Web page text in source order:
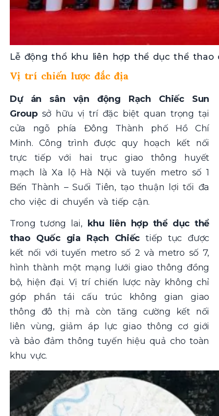
Lễ động thổ khu liên hợp thể dục thể thao
Vị trí chiến lược đắc địa
Dự án sân vận động Rạch Chiếc Sun
Groupsở hữu vị trí đặc biệt quan trọng tại
cửa ngõ phía Đông Thành phố Hồ Chí
Minh. Công trình được quy hoạch kết nối
trực tiếp với hai trục giao thông huyết
mạch là Xa lộ Hà Nội và tuyến metro số 1
Bến Thành – Suối Tiên, tạo thuận lợi tối đa
cho việc di chuyển và tiếp cận.
Trong tương lai, khu liên hợp thể dục thể
thao Quốc gia Rạch Chiếc tiếp tục được
kết nối với tuyến metro số 2 và metro số 7,
hình thành một mạng lưới giao thông đồng
bộ, hiện đại. Vị trí chiến lược này không chỉ
góp phần tái cấu trúc không gian giao
thông đô thị mà còn tăng cường kết nối
liên vùng, giảm áp lực giao thông cơ giới
và bảo đảm thông tuyến hiệu quả cho toàn
khu vực.